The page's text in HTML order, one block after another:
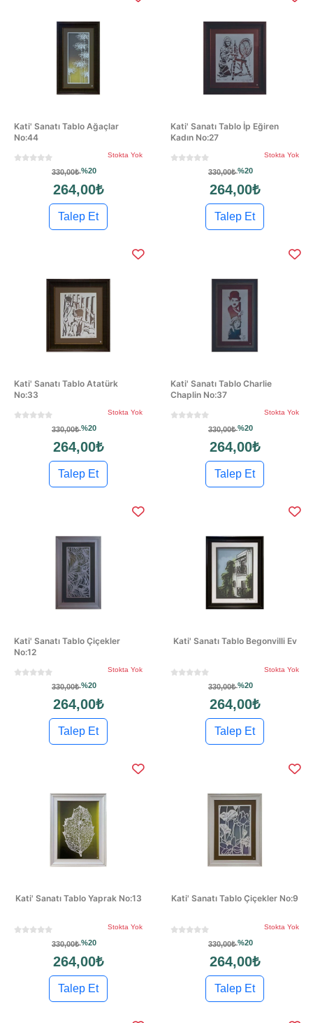
Kati' Sanatı Tablo Ağaçlar
No:44
Stokta Yok
330,00₺%20
264,00₺
Talep Et
Kati' Sanatı Tablo İp Eğiren
Kadın No:27
Stokta Yok
330,00₺%20
264,00₺
Talep Et
Kati' Sanatı Tablo Atatürk
No:33
Stokta Yok
330,00₺%20
264,00₺
Talep Et
Kati' Sanatı Tablo Charlie
Chaplin No:37
Stokta Yok
330,00₺%20
264,00₺
Talep Et
Kati' Sanatı Tablo Çiçekler
No:12
Stokta Yok
330,00₺%20
264,00₺
Talep Et
Kati' Sanatı Tablo Begonvilli Ev
Stokta Yok
330,00₺%20
264,00₺
Talep Et
Kati' Sanatı Tablo Yaprak No:13
Stokta Yok
330,00₺%20
264,00₺
Talep Et
Kati' Sanatı Tablo Çiçekler No:9
Stokta Yok
330,00₺%20
264,00₺
Talep Et